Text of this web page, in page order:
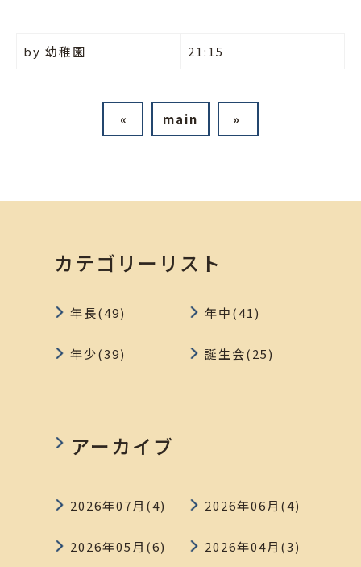
by 幼稚園 21:15
« main »
カテゴリーリスト
年長(49) 年中(41)
年少(39) 誕生会(25)
アーカイブ
2026年07月(4) 2026年06月(4)
2026年05月(6) 2026年04月(3)